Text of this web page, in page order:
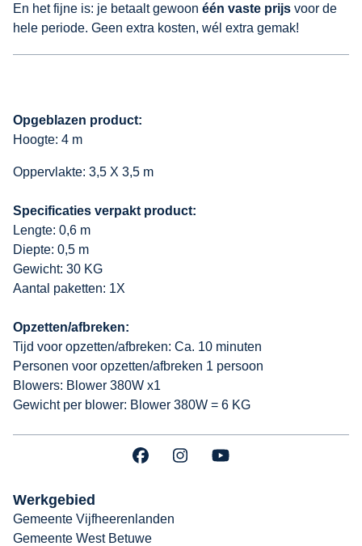
En het fijne is: je betaalt gewoon één vaste prijs voor de
hele periode. Geen extra kosten, wél extra gemak!
Opgeblazen product:
Hoogte: 4 m
Oppervlakte: 3,5 X 3,5 m
Specificaties verpakt product:
Lengte: 0,6 m
Diepte: 0,5 m
Gewicht: 30 KG
Aantal paketten: 1X
Opzetten/afbreken:
Tijd voor opzetten/afbreken: Ca. 10 minuten
Personen voor opzetten/afbreken 1 persoon
Blowers: Blower 380W x1
Gewicht per blower: Blower 380W = 6 KG
Werkgebied
Gemeente Vijfheerenlanden
Gemeente West Betuwe